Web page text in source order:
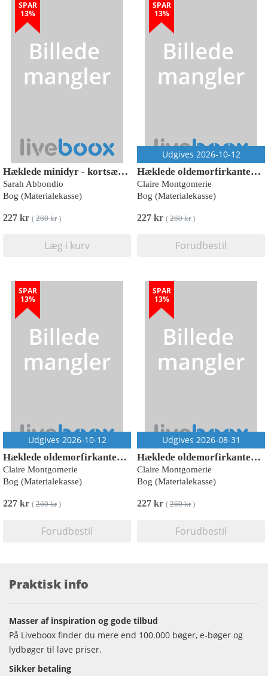
SPAR
13%
Hæklede minidyr - kortsæt - 50 små dyr, du kan hækle
Sarah Abbondio
Bog (Materialekasse)
227 kr ( 260 kr)
Læg i kurv
SPAR
13%
Udgives 2026-10-12
Hæklede oldemorfirkanter med blomster - Kortsæt - 50 design til mix & match
Claire Montgomerie
Bog (Materialekasse)
227 kr ( 260 kr)
Forudbestil
SPAR
13%
Udgives 2026-10-12
Hæklede oldemorfirkanter med blomster - Kortsæt - 50 design til mix & match
Claire Montgomerie
Bog (Materialekasse)
227 kr ( 260 kr)
Forudbestil
SPAR
13%
Udgives 2026-08-31
Hæklede oldemorfirkanter – Kortsæt - 50 design til mix & match
Claire Montgomerie
Bog (Materialekasse)
227 kr ( 260 kr)
Forudbestil
Praktisk info
Masser af inspiration og gode tilbud
På Liveboox finder du mere end 100.000 bøger, e-bøger og
lydbøger til lave priser.
Sikker betaling